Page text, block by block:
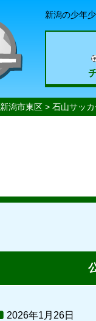
新潟の少年
新潟市東区 > 石山サッ
2026年1月26日